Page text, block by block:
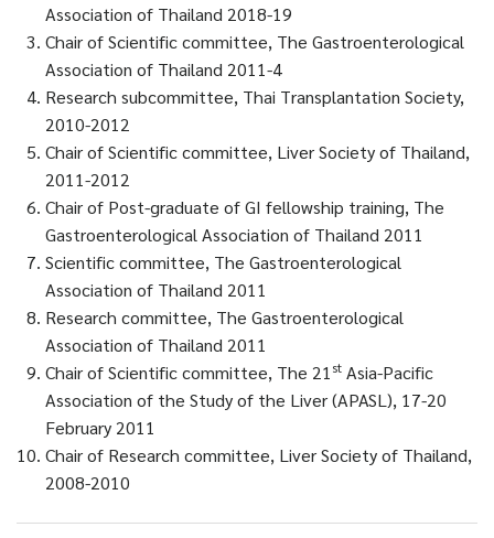
Association of Thailand 2018-19
Chair of Scientific committee, The Gastroenterological
Association of Thailand 2011-4
Research subcommittee, Thai Transplantation Society,
2010-2012
Chair of Scientific committee, Liver Society of Thailand,
2011-2012
Chair of Post-graduate of GI fellowship training, The
Gastroenterological Association of Thailand 2011
Scientific committee, The Gastroenterological
Association of Thailand 2011
Research committee, The Gastroenterological
Association of Thailand 2011
Chair of Scientific committee, The 21 stAsia-Pacific
Association of the Study of the Liver (APASL), 17-20
February 2011
Chair of Research committee, Liver Society of Thailand,
2008-2010